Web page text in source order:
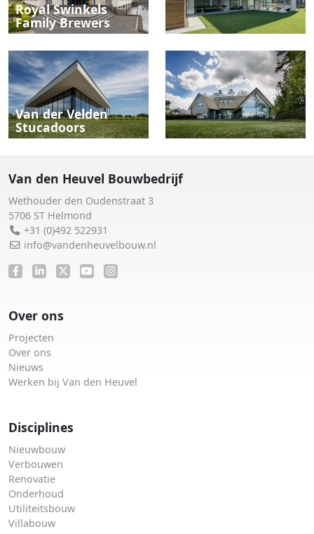
Royal Swinkels
Family Brewers
Van der Velden
Stucadoors
Van den Heuvel Bouwbedrijf
Wethouder den Oudenstraat 3
5706 ST Helmond
+31 (0)492 522931
info@vandenheuvelbouw.nl
Over ons
Projecten
Over ons
Nieuws
Werken bij Van den Heuvel
Disciplines
Nieuwbouw
Verbouwen
Renovatie
Onderhoud
Utiliteitsbouw
Villabouw